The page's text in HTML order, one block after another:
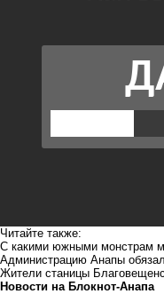
Читайте также:
С какими южными монстрам
Администрацию Анапы
Жители станицы
Новости на Блoкнoт-Анапа